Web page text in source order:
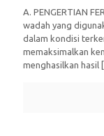
A. PENGERTIAN
wadah yang
dalam kondisi
memaksimalkan
menghasilkan hasil